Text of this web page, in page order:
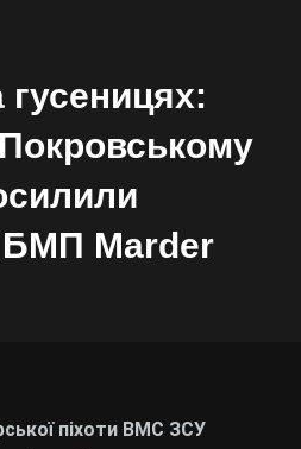
БМП Marder
піхоти ВМС ЗСУ